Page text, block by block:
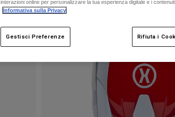
interazioni online per personalizzare la tua esperienza digitale e i
Informativa sulla Privacy
Gestisci Preferenze Rifiuta i